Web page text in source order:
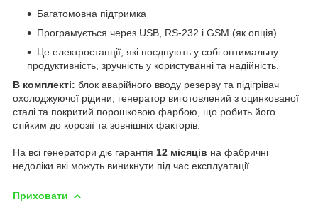
Багатомовна підтримка
Програмується через USB, RS-232 і GSM (як опція)
Це електростанції, які поєднують у собі оптимальну
продуктивність, зручність у користуванні та надійність.
В комплекті: блок аварійного вводу резерву та підігрівач
охолоджуючої рідини, генератор виготовлений з оцинкованої
сталі та покритий порошковою фарбою, що робить його
стійким до корозії та зовнішніх факторів.
На всі генератори діє гарантія 12 місяців на фабричні
недоліки які можуть виникнути під час експлуатації.
Приховати